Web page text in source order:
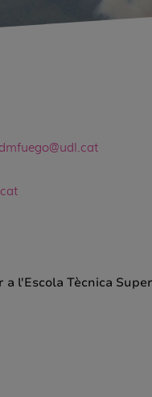
l'Escola Tècnica